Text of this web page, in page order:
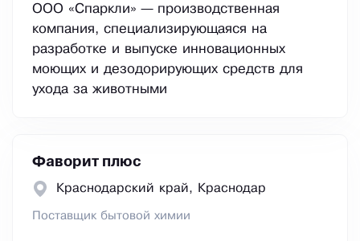
ООО «Спаркли» — производственная
компания, специализирующаяся на
разработке и выпуске инновационных
моющих и дезодорирующих средств для
ухода за животными
Фаворит плюс
Краснодарский край, Краснодар
Поставщик бытовой химии